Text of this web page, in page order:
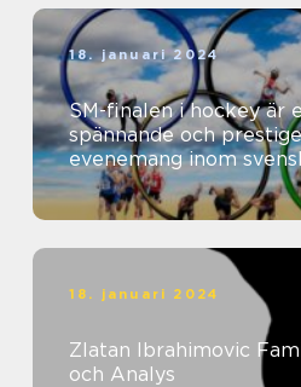
18. januari 2024
SM-finalen i hockey är
spännande och
evenemang inom
18. januari 2024
Zlatan Ibrahimovic
och Analys